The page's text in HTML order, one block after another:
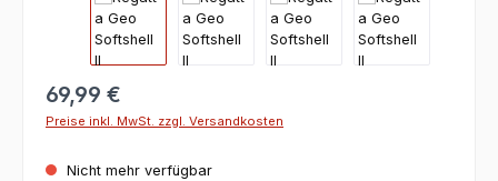
69,99 €
Preise inkl. MwSt. zzgl. Versandkosten
Nicht mehr verfügbar